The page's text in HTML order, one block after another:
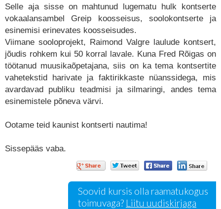
Selle aja sisse on mahtunud lugematu hulk kontserte
vokaalansambel Greip koosseisus, soolokontserte ja
esinemisi erinevates koosseisudes.
Viimane sooloprojekt, Raimond Valgre laulude kontsert,
jõudis rohkem kui 50 korral lavale. Kuna Fred Rõigas on
töötanud muusikaõpetajana, siis on ka tema kontsertite
vahetekstid harivate ja faktirikkaste nüanssidega, mis
avardavad publiku teadmisi ja silmaringi, andes tema
esinemistele põneva värvi.
Ootame teid kaunist kontserti nautima!
Sissepääs vaba.
Soovid kursis olla raamatukogus
toimuvaga? Liitu uudiskirjaga